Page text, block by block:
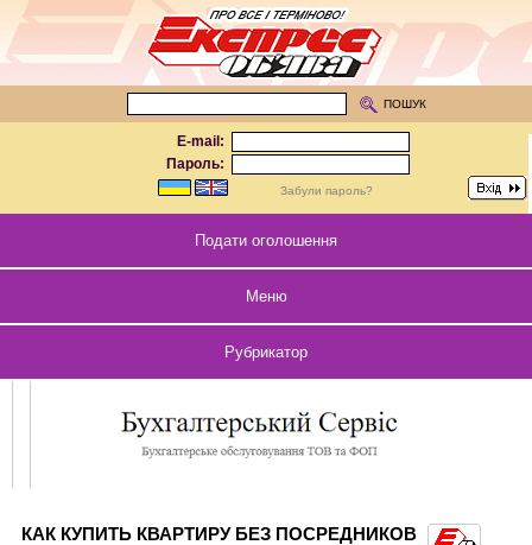
E-mail:
Пароль:
Забули пароль?
ПОШУК
Подати оголошення
Меню
Рубрикатор
КАК КУПИТЬ КВАРТИРУ БЕЗ ПОСРЕДНИКОВ